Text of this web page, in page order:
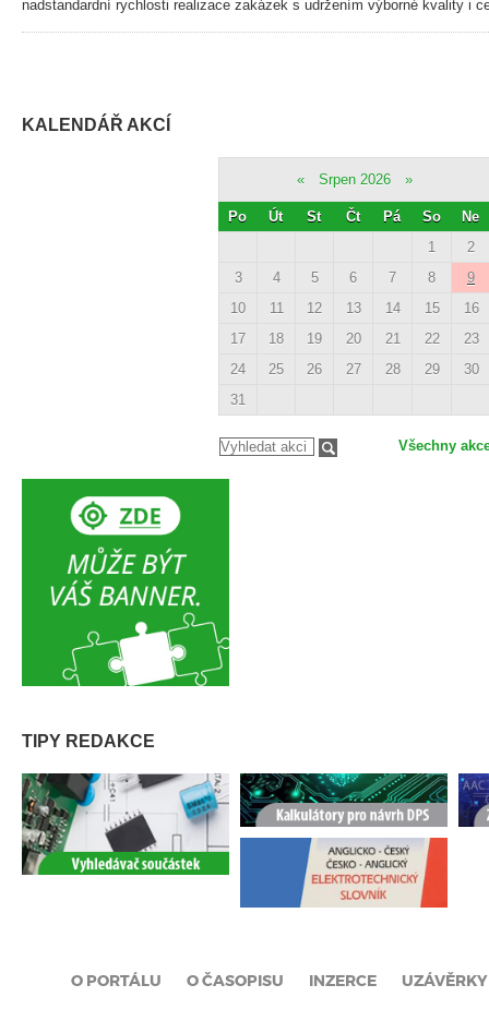
nadstandardní rychlosti realizace zakázek s udržením výborné kvality i
KALENDÁŘ AKCÍ
« Srpen 2026 »
Po Út St Čt Pá So
Ne
1
2
3
4 5 6 7 8
9
10
11 12 13 14 15
16
17
18 19 20 21 22
23
24
25 26 27 28 29
30
31
Všechny
TIPY REDAKCE
O PORTÁLU O ČASOPISU INZERCE UZÁVĚRKY